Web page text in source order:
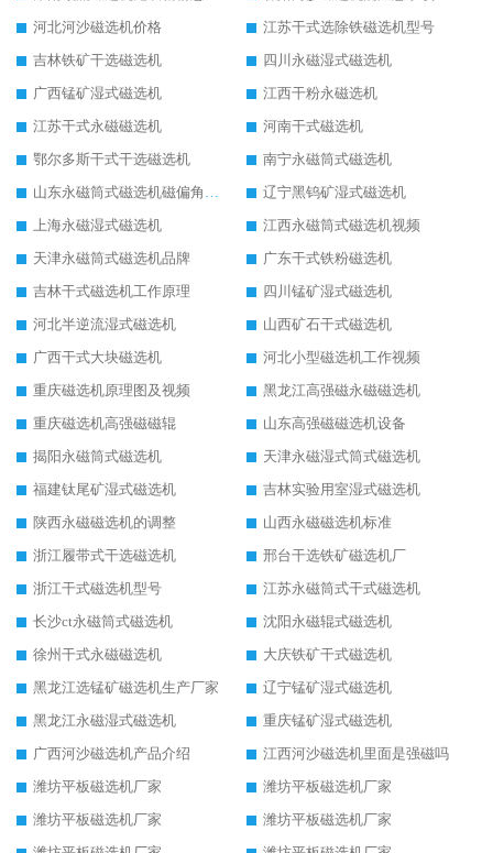
河北河沙磁选机价格
江苏干式选除铁磁选机型号
吉林铁矿干选磁选机
四川永磁湿式磁选机
广西锰矿湿式磁选机
江西干粉永磁选机
江苏干式永磁磁选机
河南干式磁选机
鄂尔多斯干式干选磁选机
南宁永磁筒式磁选机
山东永磁筒式磁选机磁偏角怎么调整
辽宁黑钨矿湿式磁选机
上海永磁湿式磁选机
江西永磁筒式磁选机视频
天津永磁筒式磁选机品牌
广东干式铁粉磁选机
吉林干式磁选机工作原理
四川锰矿湿式磁选机
河北半逆流湿式磁选机
山西矿石干式磁选机
广西干式大块磁选机
河北小型磁选机工作视频
重庆磁选机原理图及视频
黑龙江高强磁永磁磁选机
重庆磁选机高强磁磁辊
山东高强磁磁选机设备
揭阳永磁筒式磁选机
天津永磁湿式筒式磁选机
福建钛尾矿湿式磁选机
吉林实验用室湿式磁选机
陕西永磁磁选机的调整
山西永磁磁选机标准
浙江履带式干选磁选机
邢台干选铁矿磁选机厂
浙江干式磁选机型号
江苏永磁筒式干式磁选机
长沙ct永磁筒式磁选机
沈阳永磁辊式磁选机
徐州干式永磁磁选机
大庆铁矿干式磁选机
黑龙江选锰矿磁选机生产厂家
辽宁锰矿湿式磁选机
黑龙江永磁湿式磁选机
重庆锰矿湿式磁选机
广西河沙磁选机产品介绍
江西河沙磁选机里面是强磁吗
潍坊平板磁选机厂家
潍坊平板磁选机厂家
潍坊平板磁选机厂家
潍坊平板磁选机厂家